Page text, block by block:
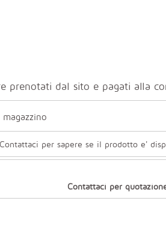
prenotati dal sito e pagati alla
Contattaci per sapere se il prodotto e'
Contattaci per